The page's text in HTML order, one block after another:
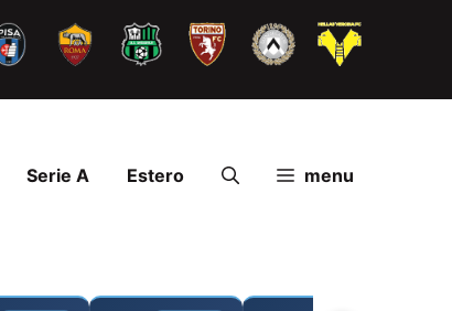
Serie A Estero menu